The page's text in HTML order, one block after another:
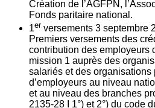
Création de l’AGFPN,
Fonds paritaire national.
1er versements 3 septembre
Premiers versements des
contribution des employeurs
mission 1 auprès des
salariés et des organisations
d’employeurs au niveau
et au niveau des branches
2135‐28 I 1°) et 2°) du code